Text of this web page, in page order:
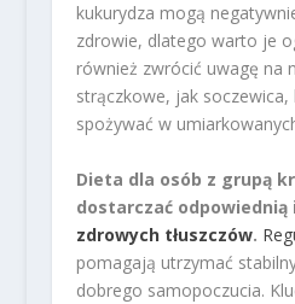
kukurydza mogą
zdrowie, dlatego warto je
również zwrócić uwagę na
strączkowe, jak
spożywać w
Dieta dla osób z grupą
dostarczać odpowiednią
zdrowych tłuszczów.
pomagają utrzymać
dobrego samopoczucia.